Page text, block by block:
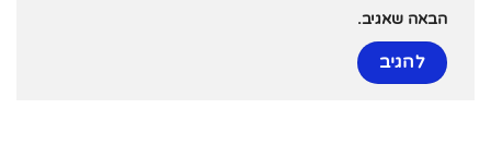
הבאה שאגיב.